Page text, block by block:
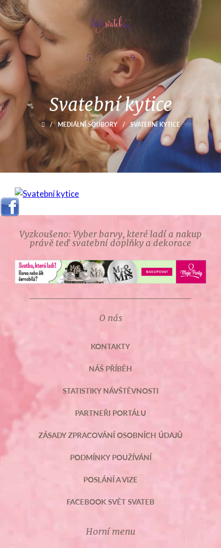
Svatební kytice
/ MEDIÁLNÍ SOUBORY / SVATEBNÍ KYTICE
Vyzkoušeno: Vyber barvy, které ladí a nakup
právě teď svatební doplňky a dekorace
O nás
KONTAKTY
NÁŠ PŘÍBĚH
STATISTIKY NÁVŠTĚVNOSTI
PARTNEŘI PORTÁLU
ZÁSADY ZPRACOVÁNÍ OSOBNÍCH ÚDAJŮ
PODMÍNKY POUŽÍVÁNÍ
POSLÁNÍ A VIZE
FACEBOOK SVĚT SVATEB
Horní menu